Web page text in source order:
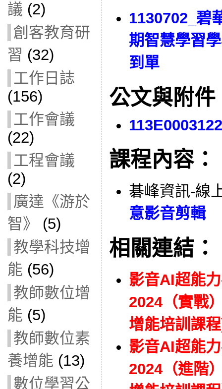
議 (2)
創客教育研
習 (32)
工作日誌
(156)
工作會議
(22)
工程會議
(2)
廣達《游於
智》
(5)
教學科技增
能 (56)
教師數位增
能 (5)
教師數位素
養增能 (13)
數位學習公
1130702_碧
期智慧學習
到單
公文與附件
113E0003122
課程內容：
碁峰資訊-線
意影音剪輯
相關連結：
影音AI超能
2024（實戰
增能培訓課
影音AI超能
2024（進階